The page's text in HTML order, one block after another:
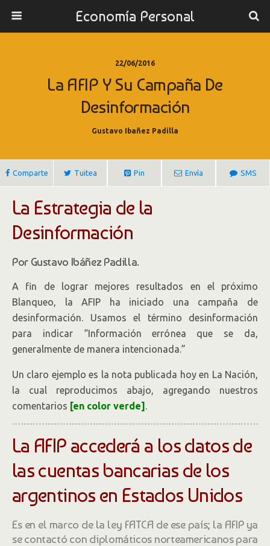
Economía Personal
22/06/2016
La AFIP Y Su Campaña De
Desinformación
Gustavo Ibañez Padilla
Comparte Tuitea Pin Envía SMS
La Estrategia de la
Desinformación
Por Gustavo Ibáñez Padilla.
A fin de lograr mejores resultados en el próximo
Blanqueo, la AFIP ha iniciado una campaña de
desinformación. Usamos el término desinformación
para indicar “Información errónea que se da,
generalmente de manera intencionada.”
Un claro ejemplo es la nota publicada hoy en La Nación,
la cual reproducimos abajo, agregando nuestros
comentarios [en color verde] .
La AFIP accederá a los datos de
las cuentas bancarias de los
argentinos en Estados Unidos
Es en el marco de la ley FATCA de ese país; la AFIP ya
se contactó con diplomáticos norteamericanos para